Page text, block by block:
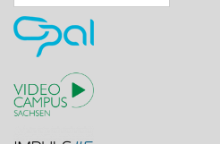
Archiv